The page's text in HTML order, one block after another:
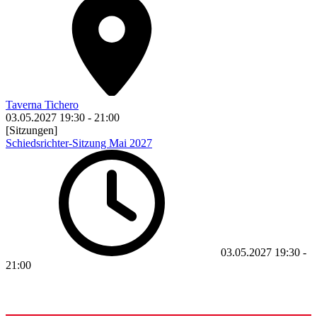
Taverna Tichero
03.05.2027 19:30 - 21:00
[Sitzungen]
Schiedsrichter-Sitzung Mai 2027
03.05.2027 19:30 -
21:00